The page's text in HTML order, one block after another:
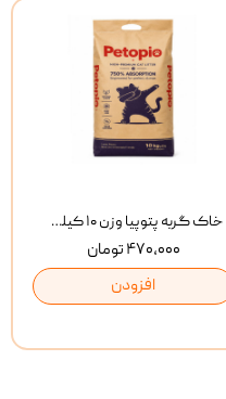
خاک گربه پتوپیا وزن ۱۰ کیلوگرم
۴۷۰,۰۰۰ تومان
افزودن